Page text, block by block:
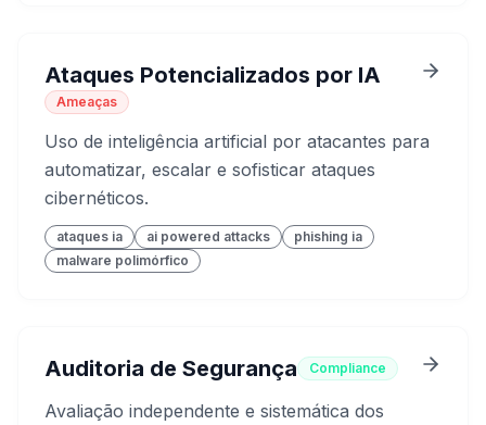
Ataques Potencializados por IA
Ameaças
Uso de inteligência artificial por atacantes para
automatizar, escalar e sofisticar ataques
cibernéticos.
ataques ia ai powered attacks
phishing ia
malware polimórfico
Auditoria de Segurança Compliance
Avaliação independente e sistemática dos